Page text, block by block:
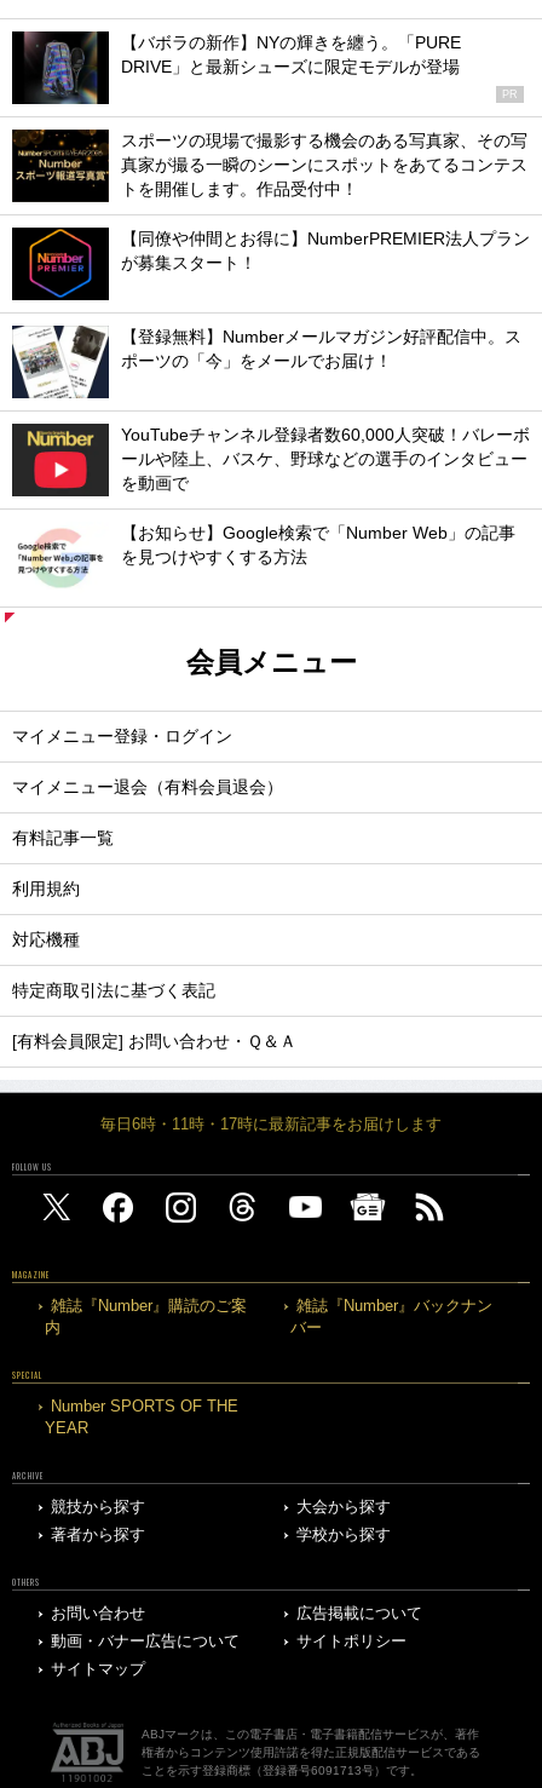
【バボラの新作】NYの輝きを纏う。「PURE
DRIVE」と最新シューズに限定モデルが登場
PR
スポーツの現場で撮影する機会のある写真家、その写
真家が撮る一瞬のシーンにスポットをあてるコンテス
トを開催します。作品受付中！
【同僚や仲間とお得に】NumberPREMIER法人プラン
が募集スタート！
【登録無料】Numberメールマガジン好評配信中。ス
ポーツの「今」をメールでお届け！
YouTubeチャンネル登録者数60,000人突破！バレーボ
ールや陸上、バスケ、野球などの選手のインタビュー
を動画で
【お知らせ】Google検索で「Number Web」の記事
を見つけやすくする方法
会員メニュー
マイメニュー登録・ログイン
マイメニュー退会（有料会員退会）
有料記事一覧
利用規約
対応機種
特定商取引法に基づく表記
[有料会員限定] お問い合わせ・Ｑ＆Ａ
毎日6時・11時・17時に最新記事をお届けします
FOLLOW US
MAGAZINE
雑誌『Number』購読のご案
内
雑誌『Number』バックナン
バー
SPECIAL
Number SPORTS OF THE
YEAR
ARCHIVE
競技から探す
大会から探す
著者から探す
学校から探す
OTHERS
お問い合わせ
広告掲載について
動画・バナー広告について
サイトポリシー
サイトマップ
ABJマークは、この電子書店・電子書籍配信サービスが、著作
権者からコンテンツ使用許諾を得た正規版配信サービスである
ことを示す登録商標（登録番号6091713号）です。